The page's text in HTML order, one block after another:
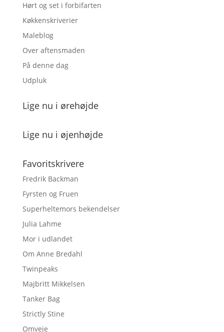
Hørt og set i forbifarten
Køkkenskriverier
Maleblog
Over aftensmaden
På denne dag
Udpluk
Lige nu i ørehøjde
Lige nu i øjenhøjde
Favoritskrivere
Fredrik Backman
Fyrsten og Fruen
Superheltemors bekendelser
Julia Lahme
Mor i udlandet
Om Anne Bredahl
Twinpeaks
Majbritt Mikkelsen
Tanker Bag
Strictly Stine
Omveje